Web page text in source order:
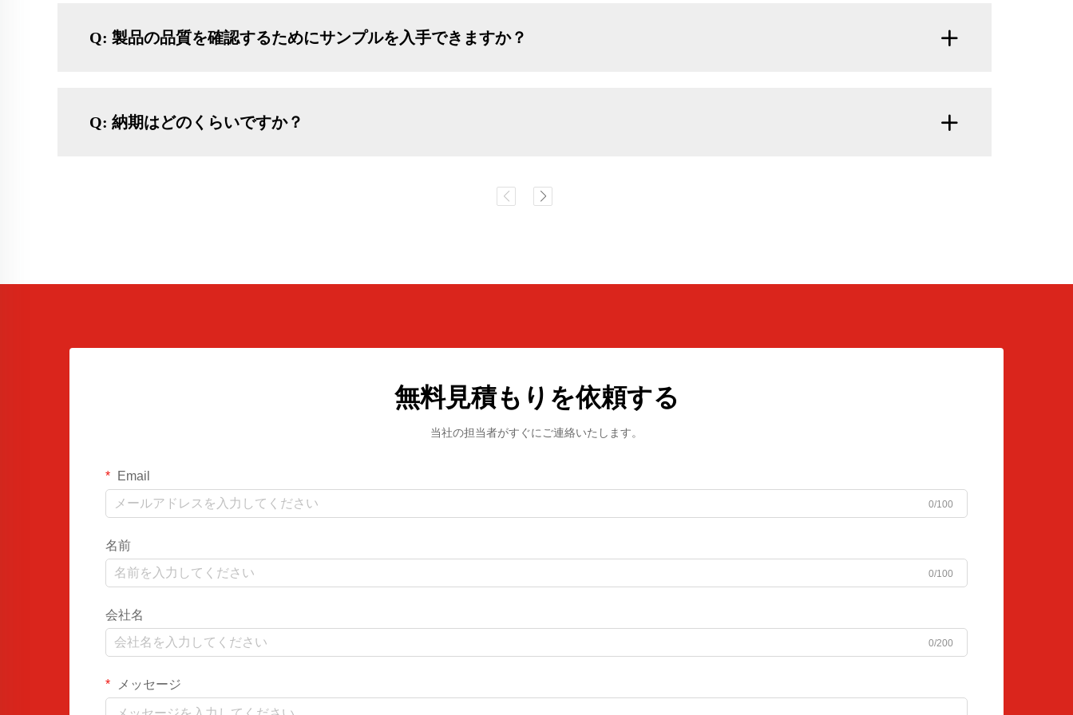
Q: 製品の品質を確認するためにサンプルを入手できますか？
Q: 納期はどのくらいですか？
無料見積もりを依頼する
当社の担当者がすぐにご連絡いたします。
Email
0/100
名前
0/100
会社名
0/200
メッセージ